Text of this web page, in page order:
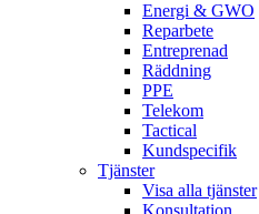
Energi & GWO
Reparbete
Entreprenad
Räddning
PPE
Telekom
Tactical
Kundspecifik
Tjänster
Visa alla tjänster
Konsultation